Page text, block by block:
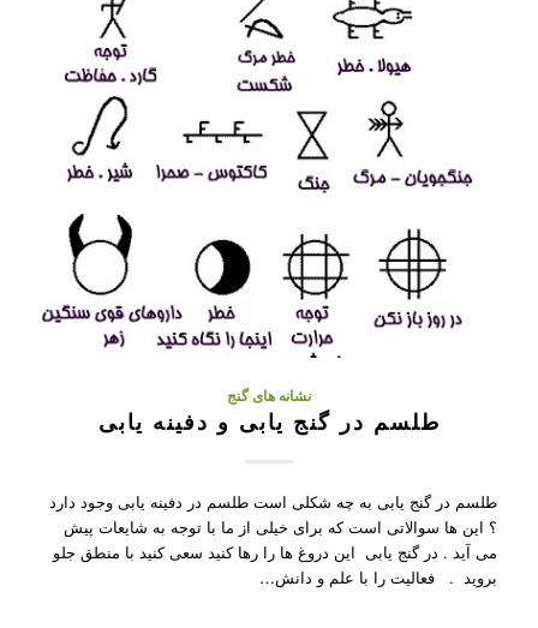
نشانه های گنج
طلسم در گنج یابی و دفینه یابی
طلسم در گنج یابی به چه شکلی است طلسم در دفینه یابی وجود دارد
؟ این ها سوالاتی است که برای خیلی از ما با توجه به شایعات پیش
می آید . در گنج یابی این دروغ ها را رها کنید سعی کنید با منطق جلو
بروید . فعالیت را با علم و دانش…